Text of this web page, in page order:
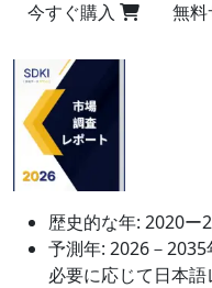
今すぐ購入
無料
歴史的な年: 2020ー
予測年: 2026－2035
必要に応じて日本